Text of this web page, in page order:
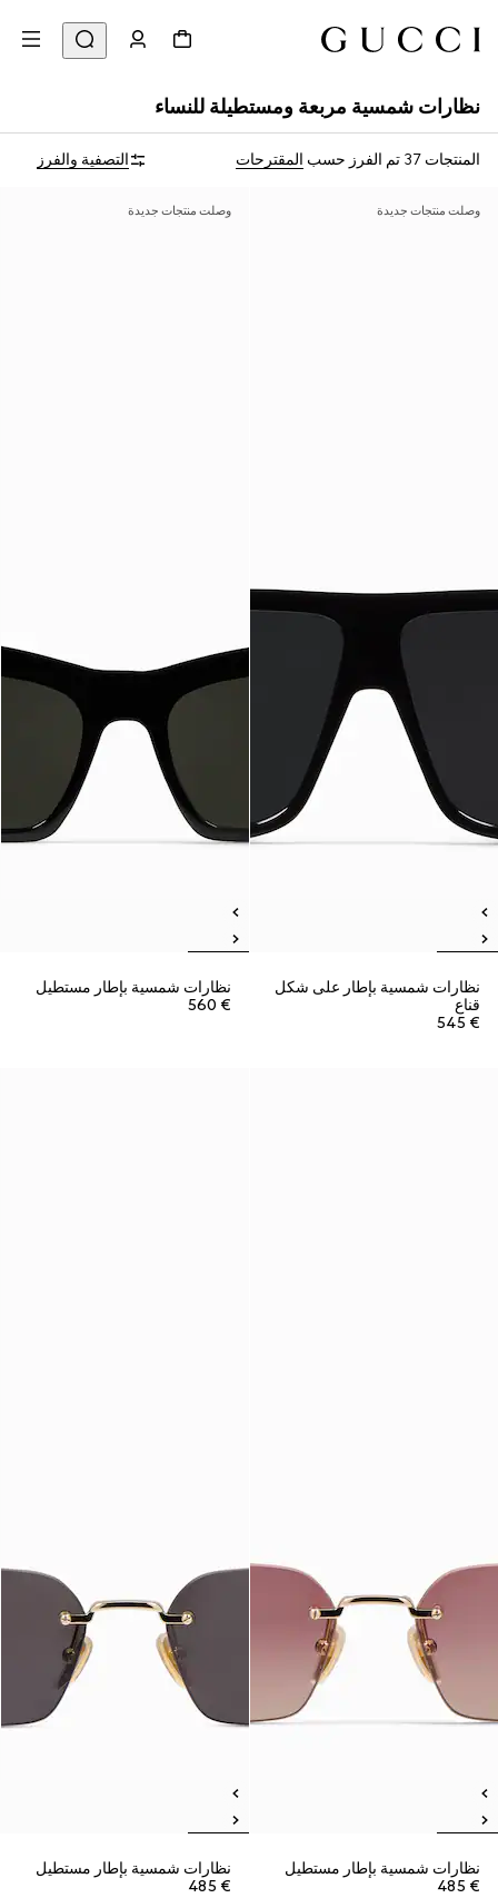
نظارات شمسية مربعة ومستطيلة للنساء
المنتجات 37 تم الفرز حسب المقترحات التصفية والفرز
وصلت منتجات جديدة
نظارات شمسية بإطار على شكل
قناع
€ 545
وصلت منتجات جديدة
نظارات شمسية بإطار مستطيل
€ 560
نظارات شمسية بإطار مستطيل
€ 485
نظارات شمسية بإطار مستطيل
€ 485